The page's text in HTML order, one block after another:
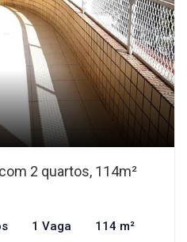
2 quartos, 114m²
1 Vaga 114 m²